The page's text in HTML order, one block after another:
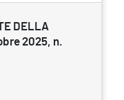
DELLA
2025, n.